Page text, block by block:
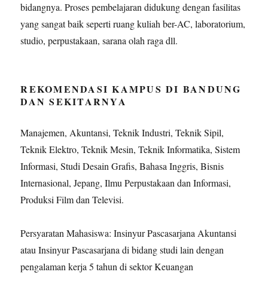
bidangnya. Proses pembelajaran didukung dengan fasilitas
yang sangat baik seperti ruang kuliah ber-AC, laboratorium,
studio, perpustakaan, sarana olah raga dll.
REKOMENDASI KAMPUS DI BANDUNG
DAN SEKITARNYA
Manajemen, Akuntansi, Teknik Industri, Teknik Sipil,
Teknik Elektro, Teknik Mesin, Teknik Informatika, Sistem
Informasi, Studi Desain Grafis, Bahasa Inggris, Bisnis
Internasional, Jepang, Ilmu Perpustakaan dan Informasi,
Produksi Film dan Televisi.
Persyaratan Mahasiswa: Insinyur Pascasarjana Akuntansi
atau Insinyur Pascasarjana di bidang studi lain dengan
pengalaman kerja 5 tahun di sektor Keuangan